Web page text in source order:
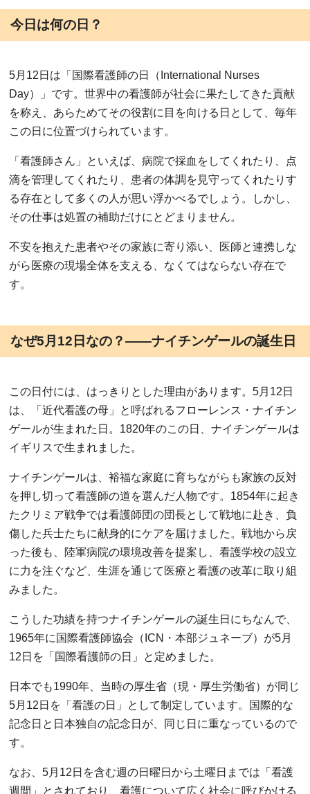
今日は何の日？
5月12日は「国際看護師の日（International Nurses
Day）」です。世界中の看護師が社会に果たしてきた貢献
を称え、あらためてその役割に目を向ける日として、毎年
この日に位置づけられています。
「看護師さん」といえば、病院で採血をしてくれたり、点
滴を管理してくれたり、患者の体調を見守ってくれたりす
る存在として多くの人が思い浮かべるでしょう。しかし、
その仕事は処置の補助だけにとどまりません。
不安を抱えた患者やその家族に寄り添い、医師と連携しな
がら医療の現場全体を支える、なくてはならない存在で
す。
なぜ5月12日なの？――ナイチンゲールの誕生日
この日付には、はっきりとした理由があります。5月12日
は、「近代看護の母」と呼ばれるフローレンス・ナイチン
ゲールが生まれた日。1820年のこの日、ナイチンゲールは
イギリスで生まれました。
ナイチンゲールは、裕福な家庭に育ちながらも家族の反対
を押し切って看護師の道を選んだ人物です。1854年に起き
たクリミア戦争では看護師団の団長として戦地に赴き、負
傷した兵士たちに献身的にケアを届けました。戦地から戻
った後も、陸軍病院の環境改善を提案し、看護学校の設立
に力を注ぐなど、生涯を通じて医療と看護の改革に取り組
みました。
こうした功績を持つナイチンゲールの誕生日にちなんで、
1965年に国際看護師協会（ICN・本部ジュネーブ）が5月
12日を「国際看護師の日」と定めました。
日本でも1990年、当時の厚生省（現・厚生労働省）が同じ
5月12日を「看護の日」として制定しています。国際的な
記念日と日本独自の記念日が、同じ日に重なっているので
す。
なお、5月12日を含む週の日曜日から土曜日までは「看護
週間」とされており、看護について広く社会に呼びかける